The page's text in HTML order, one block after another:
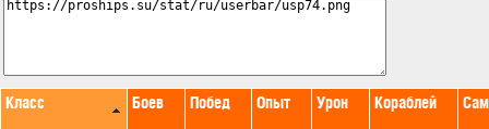
Класс Боев Побед Опыт Урон Кораблей